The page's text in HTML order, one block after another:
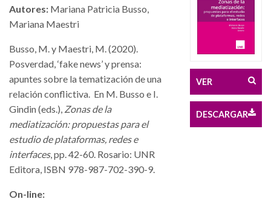
Autores: Mariana Patricia Busso,
Mariana Maestri
Busso, M. y Maestri, M. (2020).
Posverdad, ‘fake news’ y prensa:
apuntes sobre la tematización de una
relación conflictiva. En M. Busso e I.
Gindin (eds.), Zonas de la
mediatización: propuestas para el
estudio de plataformas, redes e
interfaces, pp. 42-60. Rosario: UNR
Editora, ISBN 978-987-702-390-9.
On-line:
VER
DESCARGAR